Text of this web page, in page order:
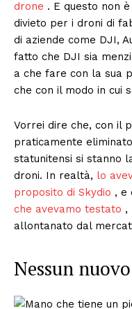
drone . E questo non è
divieto per i droni di
di aziende come DJI,
fatto che DJI sia
a che fare con la sua
che con il modo in cui
Vorrei dire che, con il
praticamente
statunitensi si stanno
droni. In realtà, lo
proposito di Skydio , e
che avevamo testato ,
allontanato dal
Nessun